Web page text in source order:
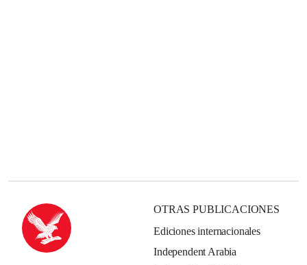
OTRAS PUBLICACIONES
Ediciones internacionales
Independent Arabia